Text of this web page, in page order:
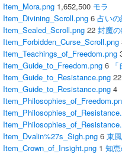
Item_Mora.png 1,652,500 モラ
Item_Divining_Scroll.png 6 占い
Item_Sealed_Scroll.png 22 封魔
Item_Forbidden_Curse_Scroll.png
Item_Teachings_of_Freedom.png
Item_Guide_to_Freedom.png 6
Item_Guide_to_Resistance.png 22
Item_Guide_to_Resistance.png 4
Item_Dvalin%27s_Sigh.png 6 東
Item_Crown_of_Insight.png 1 知